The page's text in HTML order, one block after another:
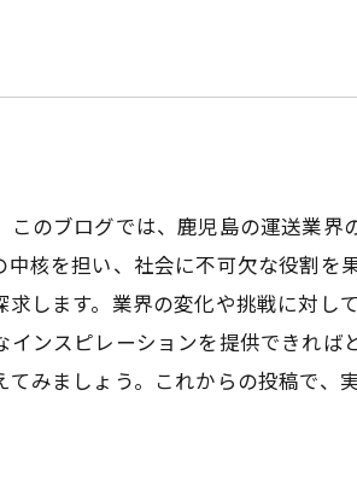
のブログでは、鹿児島の運送業
核を担い、社会に不可欠な役割
します。業界の変化や挑戦に対
ンスピレーションを提供できれ
みましょう。これからの投稿で